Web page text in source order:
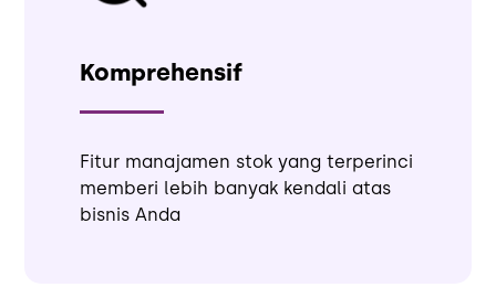
Komprehensif
Fitur manajamen stok yang terperinci
memberi lebih banyak kendali atas
bisnis Anda